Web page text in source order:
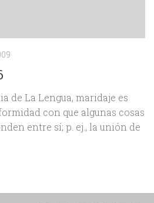
de La Lengua, maridaje es
con que algunas cosas
entre sí; p. ej., la unión de